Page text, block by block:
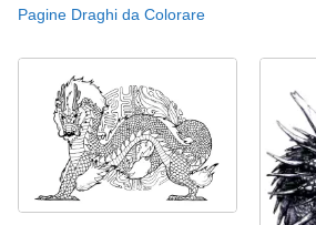
Pagine Draghi da Colorare